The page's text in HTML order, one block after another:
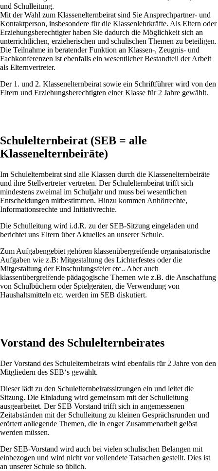
und Schulleitung.
Mit der Wahl zum Klassenelternbeirat sind Sie Ansprechpartner- und
Kontaktperson, insbesondere für die Klassenlehrkräfte. Als Eltern oder
Erziehungsberechtigter haben Sie dadurch die Möglichkeit sich an
unterrichtlichen, erzieherischen und schulischen Themen zu beteiligen.
Die Teilnahme in beratender Funktion an Klassen-, Zeugnis- und
Fachkonferenzen ist ebenfalls ein wesentlicher Bestandteil der Arbeit
als Elternvertreter.
Der 1. und 2. Klassenelternbeirat sowie ein Schriftführer wird von den
Eltern und Erziehungsberechtigten einer Klasse für 2 Jahre gewählt.
Schulelternbeirat (SEB = alle
Klassenelternbeiräte)
Im Schulelternbeirat sind alle Klassen durch die Klassenelternbeiräte
und ihre Stellvertreter vertreten. Der Schulelternbeirat trifft sich
mindestens zweimal im Schuljahr und muss bei wesentlichen
Entscheidungen mitbestimmen. Hinzu kommen Anhörrechte,
Informationsrechte und Initiativrechte.
Die Schulleitung wird i.d.R. zu der SEB-Sitzung eingeladen und
berichtet uns Eltern über Aktuelles an unserer Schule.
Zum Aufgabengebiet gehören klassenübergreifende organisatorische
Aufgaben wie z.B: Mitgestaltung des Lichterfestes oder die
Mitgestaltung der Einschulungsfeier etc.. Aber auch
klassenübergreifende pädagogische Themen wie z.B. die Anschaffung
von Schulbüchern oder Spielgeräten, die Verwendung von
Haushaltsmitteln etc. werden im SEB diskutiert.
Vorstand des Schulelternbeirates
Der Vorstand des Schulelternbeirats wird ebenfalls für 2 Jahre von den
Mitgliedern des SEB‘s gewählt.
Dieser lädt zu den Schulelternbeiratssitzungen ein und leitet die
Sitzung. Die Einladung wird gemeinsam mit der Schulleitung
ausgearbeitet. Der SEB Vorstand trifft sich in angemessenen
Zeitabständen mit der Schulleitung zu kleinen Gesprächsrunden und
erörtert anliegende Themen, die in enger Zusammenarbeit gelöst
werden müssen.
Der SEB-Vorstand wird auch bei vielen schulischen Belangen mit
einbezogen und wird nicht vor vollendete Tatsachen gestellt. Dies ist
an unserer Schule so üblich.